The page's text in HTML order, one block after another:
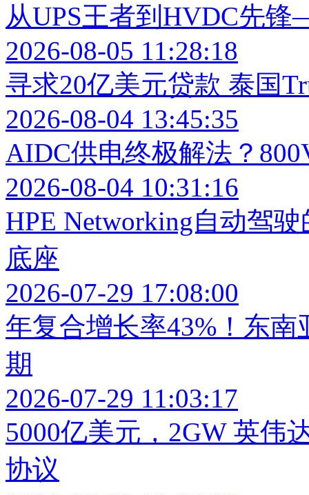
从UPS王者到HVDC先
2026-08-05 11:28:18
寻求20亿美元贷款 泰国
2026-08-04 13:45:35
AIDC供电终极解法？
2026-08-04 10:31:16
HPE Networking自动驾
底座
2026-07-29 17:08:00
年复合增长率43%！东
期
2026-07-29 11:03:17
5000亿美元，2GW 英伟
协议